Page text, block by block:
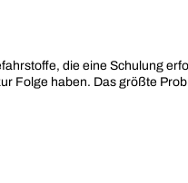
die eine Schulung
Folge haben. Das größte